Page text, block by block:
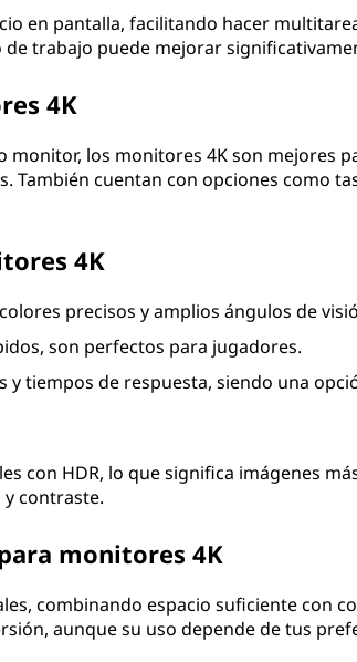
en pantalla, facilitando hacer
trabajo puede mejorar
4K
monitor, los monitores 4K son mejores
También cuentan con opciones como
4K
precisos y amplios ángulos de
son perfectos para jugadores.
y tiempos de respuesta, siendo una
con HDR, lo que significa imágenes
contraste.
monitores 4K
combinando espacio suficiente con
aunque su uso depende de tus